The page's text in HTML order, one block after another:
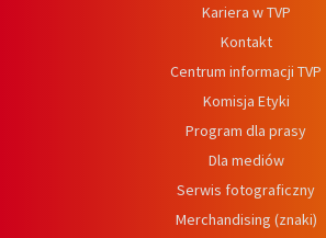
Kariera w TVP
Kontakt
Centrum informacji TVP
Komisja Etyki
Program dla prasy
Dla mediów
Serwis fotograficzny
Merchandising (znaki)